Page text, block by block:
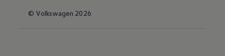
© Volkswagen 2026